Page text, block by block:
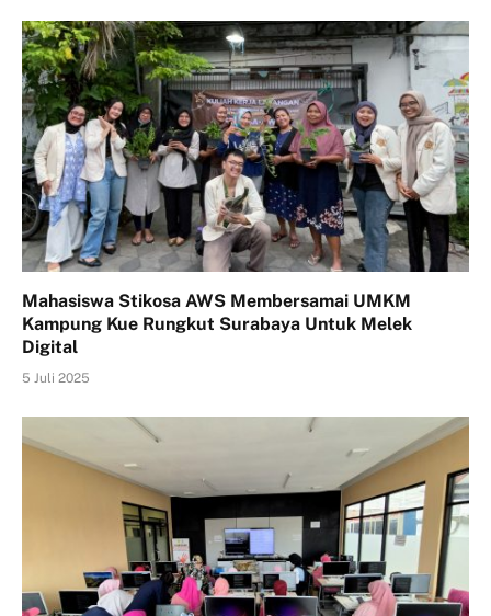
Mahasiswa Stikosa AWS Membersamai UMKM
Kampung Kue Rungkut Surabaya Untuk Melek
Digital
5 Juli 2025